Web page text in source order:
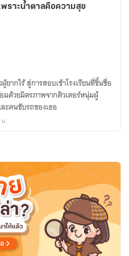
พราะน้ำตาลคือความสุข
ยากไร้ สู่การสอบเข้าโรงเรียนที่ขึ้นชื่อ
มด้วยมิตรภาพจากติวเตอร์หนุ่มผู้
คนขับรถของเธอ
.